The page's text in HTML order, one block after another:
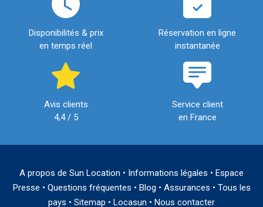
Disponibilités & prix
en temps réel
Réservation en ligne
instantanée
Avis clients
4,4 / 5
Service client
en France
A propos de Sun Location • Informations légales • Espace
Presse • Questions fréquentes • Blog • Assurances • Tous les
pays • Sitemap • Locasun • Nous contacter